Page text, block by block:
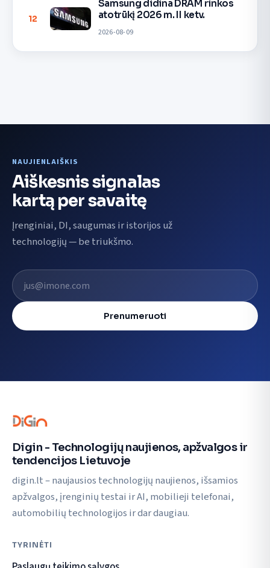
12
Samsung didina DRAM rinkos
atotrūkį 2026 m. II ketv.
2026-08-09
NAUJIENLAIŠKIS
Aiškesnis signalas
kartą per savaitę
Įrenginiai, DI, saugumas ir istorijos už
technologijų — be triukšmo.
El. pašto adresas
Prenumeruoti
Digin - Technologijų naujienos, apžvalgos ir
tendencijos Lietuvoje
digin.lt – naujausios technologijų naujienos, išsamios
apžvalgos, įrenginių testai ir AI, mobilieji telefonai,
automobilių technologijos ir dar daugiau.
TYRINĖTI